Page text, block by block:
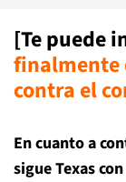
[Te puede
finalmente
contra el
En cuanto a
sigue Texas